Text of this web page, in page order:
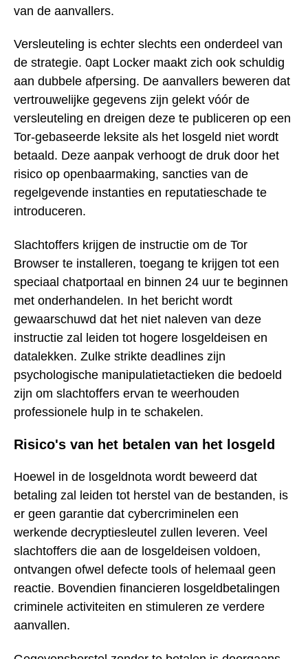
van de aanvallers.
Versleuteling is echter slechts een onderdeel van
de strategie. 0apt Locker maakt zich ook schuldig
aan dubbele afpersing. De aanvallers beweren dat
vertrouwelijke gegevens zijn gelekt vóór de
versleuteling en dreigen deze te publiceren op een
Tor-gebaseerde leksite als het losgeld niet wordt
betaald. Deze aanpak verhoogt de druk door het
risico op openbaarmaking, sancties van de
regelgevende instanties en reputatieschade te
introduceren.
Slachtoffers krijgen de instructie om de Tor
Browser te installeren, toegang te krijgen tot een
speciaal chatportaal en binnen 24 uur te beginnen
met onderhandelen. In het bericht wordt
gewaarschuwd dat het niet naleven van deze
instructie zal leiden tot hogere losgeldeisen en
datalekken. Zulke strikte deadlines zijn
psychologische manipulatietactieken die bedoeld
zijn om slachtoffers ervan te weerhouden
professionele hulp in te schakelen.
Risico's van het betalen van het losgeld
Hoewel in de losgeldnota wordt beweerd dat
betaling zal leiden tot herstel van de bestanden, is
er geen garantie dat cybercriminelen een
werkende decryptiesleutel zullen leveren. Veel
slachtoffers die aan de losgeldeisen voldoen,
ontvangen ofwel defecte tools of helemaal geen
reactie. Bovendien financieren losgeldbetalingen
criminele activiteiten en stimuleren ze verdere
aanvallen.